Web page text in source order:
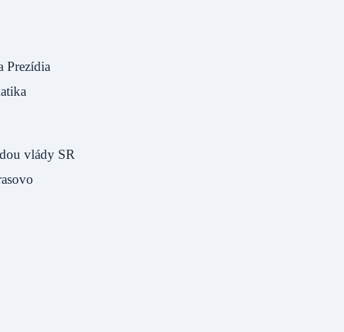
Prezídia
vlády SR